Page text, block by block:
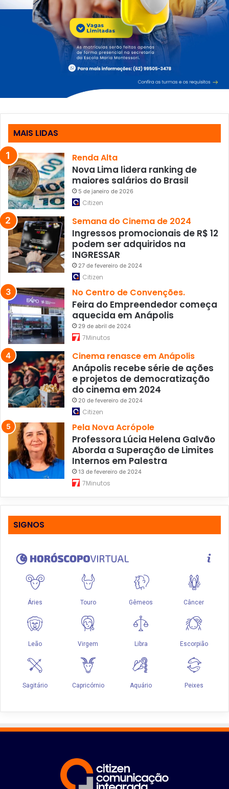
i
x
i
b
l
i
z
a
a
u
l
a
s
o
b
i
g
a
ó
i
a
s
MAIS LIDAS
Renda Alta
Nova Lima lidera ranking de
maiores salários do Brasil
5 de janeiro de 2026
Citizen
Semana do Cinema de 2024
Ingressos promocionais de R$ 12
podem ser adquiridos na
INGRESSAR
27 de fevereiro de 2024
Citizen
No Centro de Convenções.
Feira do Empreendedor começa
aquecida em Anápolis
29 de abril de 2024
7Minutos
Cinema renasce em Anápolis
Anápolis recebe série de ações
e projetos de democratização
do cinema em 2024
20 de fevereiro de 2024
Citizen
Pela Nova Acrópole
Professora Lúcia Helena Galvão
Aborda a Superação de Limites
Internos em Palestra
13 de fevereiro de 2024
7Minutos
SIGNOS